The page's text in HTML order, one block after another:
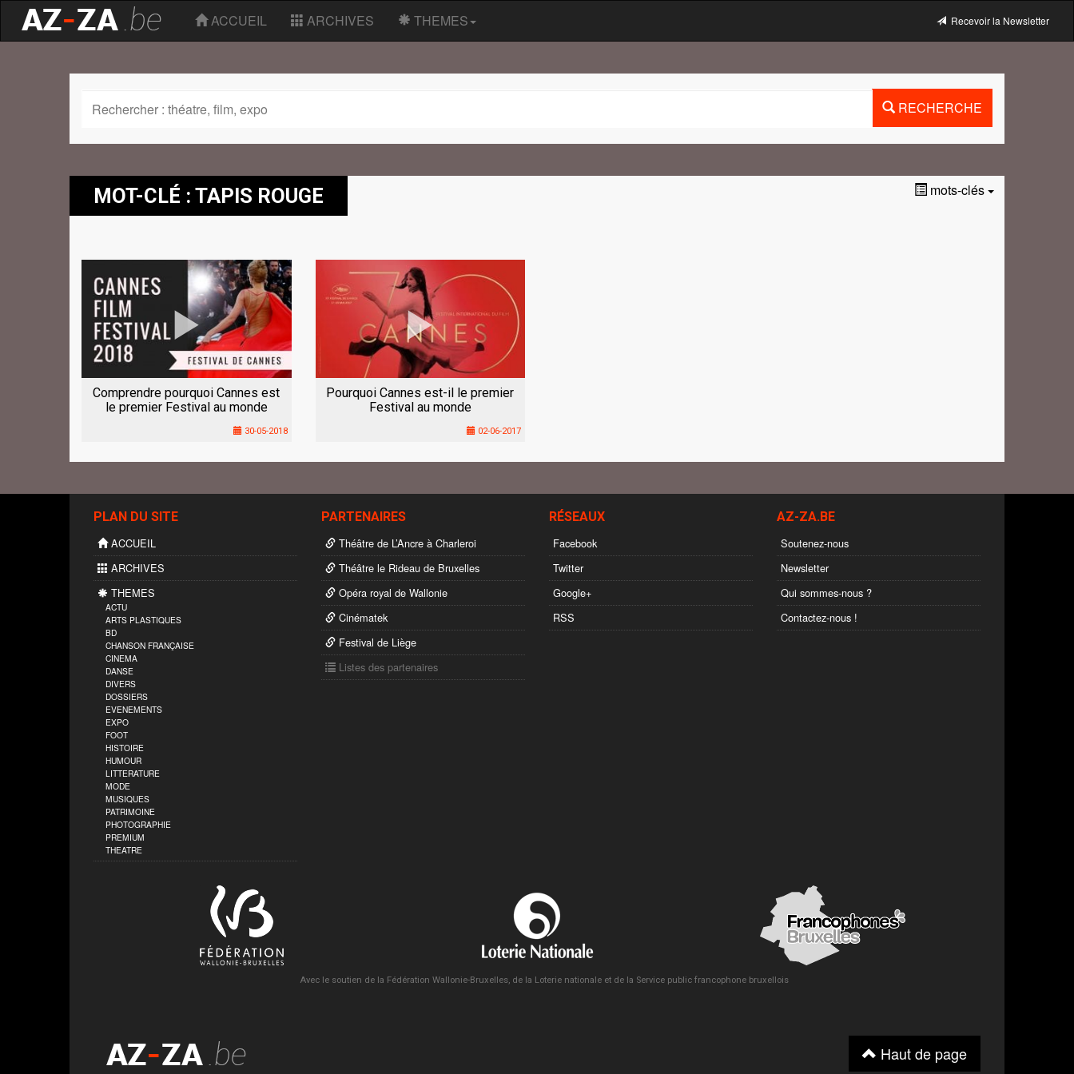
ACCUEIL ARCHIVES THEMES Recevoir la Newsletter
RECHERCHE
MOT-CLÉ : TAPIS ROUGE mots-clés
Comprendre pourquoi Cannes est
le premier Festival au monde
30-05-2018
Pourquoi Cannes est-il le premier
Festival au monde
02-06-2017
PLAN DU SITE
ACCUEIL
ARCHIVES
THEMES
ACTU
ARTS PLASTIQUES
BD
CHANSON FRANÇAISE
CINEMA
DANSE
DIVERS
DOSSIERS
EVENEMENTS
EXPO
FOOT
HISTOIRE
HUMOUR
LITTERATURE
MODE
MUSIQUES
PATRIMOINE
PHOTOGRAPHIE
PREMIUM
THEATRE
PARTENAIRES
Théâtre de L’Ancre à Charleroi
Théâtre le Rideau de Bruxelles
Opéra royal de Wallonie
Cinématek
Festival de Liège
Listes des partenaires
RÉSEAUX
Facebook
Twitter
Google+
RSS
AZ-ZA.BE
Soutenez-nous
Newsletter
Qui sommes-nous ?
Contactez-nous !
Avec le soutien de la Fédération Wallonie-Bruxelles, de la Loterie nationale et de la Service public francophone bruxellois
Haut de page